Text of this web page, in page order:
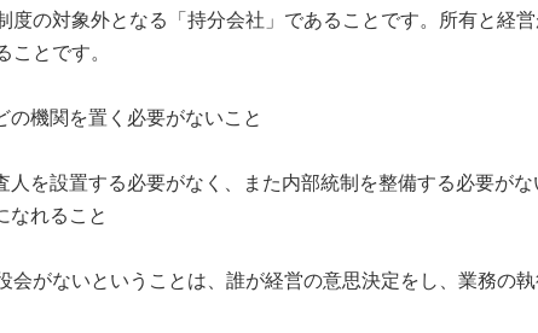
の対象外となる「持分会社」であることです。所有と経
ことです。
機関を置く必要がないこと
を設置する必要がなく、また内部統制を整備する必要がな
なれること
がないということは、誰が経営の意思決定をし、業務の執